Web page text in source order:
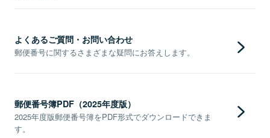
よくあるご質問・お問い合わせ
郵便番号に関するさまざまな疑問にお答えします。
郵便番号簿PDF（2025年度版）
2025年度版郵便番号簿をPDF形式でダウンロードできま
す。